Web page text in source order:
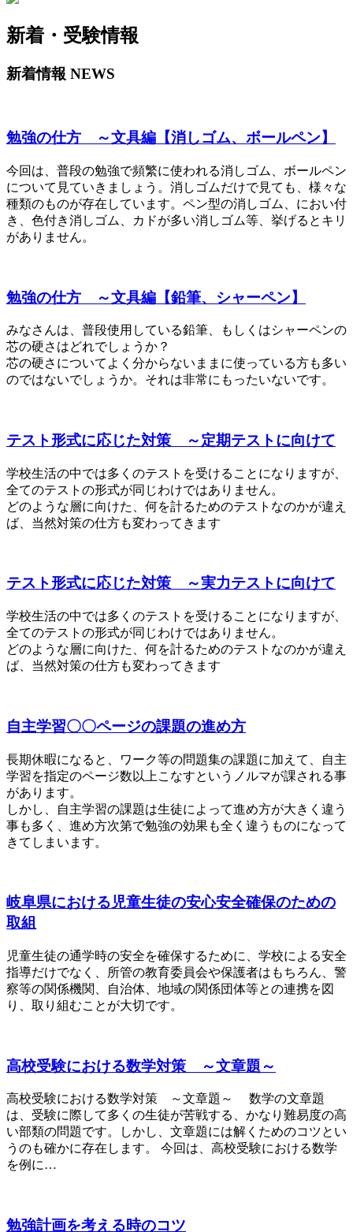
新着・受験情報
新着情報 NEWS
勉強の仕方 ～文具編【消しゴム、ボールペン】
今回は、普段の勉強で頻繁に使われる消しゴム、ボールペン
について見ていきましょう。消しゴムだけで見ても、様々な
種類のものが存在しています。ペン型の消しゴム、におい付
き、色付き消しゴム、カドが多い消しゴム等、挙げるとキリ
がありません。
勉強の仕方 ～文具編【鉛筆、シャーペン】
みなさんは、普段使用している鉛筆、もしくはシャーペンの
芯の硬さはどれでしょうか？
芯の硬さについてよく分からないままに使っている方も多い
のではないでしょうか。それは非常にもったいないです。
テスト形式に応じた対策 ～定期テストに向けて
学校生活の中では多くのテストを受けることになりますが、
全てのテストの形式が同じわけではありません。
どのような層に向けた、何を計るためのテストなのかが違え
ば、当然対策の仕方も変わってきます
テスト形式に応じた対策 ～実力テストに向けて
学校生活の中では多くのテストを受けることになりますが、
全てのテストの形式が同じわけではありません。
どのような層に向けた、何を計るためのテストなのかが違え
ば、当然対策の仕方も変わってきます
自主学習〇〇ページの課題の進め方
長期休暇になると、ワーク等の問題集の課題に加えて、自主
学習を指定のページ数以上こなすというノルマが課される事
があります。
しかし、自主学習の課題は生徒によって進め方が大きく違う
事も多く、進め方次第で勉強の効果も全く違うものになって
きてしまいます。
岐阜県における児童生徒の安心安全確保のための
取組
児童生徒の通学時の安全を確保するために、学校による安全
指導だけでなく、所管の教育委員会や保護者はもちろん、警
察等の関係機関、自治体、地域の関係団体等との連携を図
り、取り組むことが大切です。
高校受験における数学対策 ～文章題～
高校受験における数学対策 ～文章題～ 数学の文章題
は、受験に際して多くの生徒が苦戦する、かなり難易度の高
い部類の問題です。しかし、文章題には解くためのコツとい
うのも確かに存在します。 今回は、高校受験における数学
を例に…
勉強計画を考える時のコツ